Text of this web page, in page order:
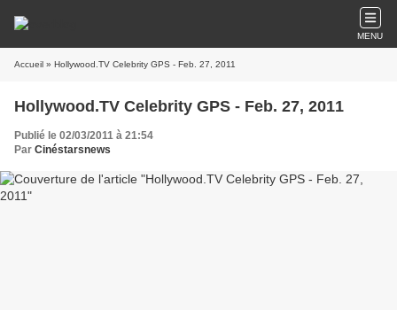
MENU
Accueil » Hollywood.TV Celebrity GPS - Feb. 27, 2011
Hollywood.TV Celebrity GPS - Feb. 27, 2011
Publié le 02/03/2011 à 21:54
Par Cinéstarsnews